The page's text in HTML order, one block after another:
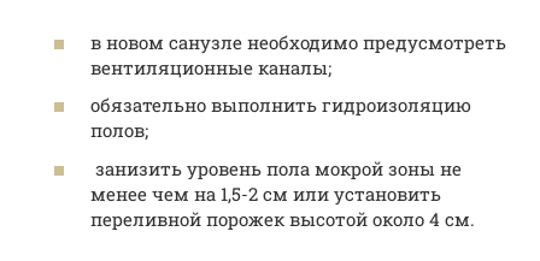
в новом санузле необходимо предусмотреть
вентиляционные каналы;
обязательно выполнить гидроизоляцию
полов;
занизить уровень пола мокрой зоны не
менее чем на 1,5-2 см или установить
переливной порожек высотой около 4 см.